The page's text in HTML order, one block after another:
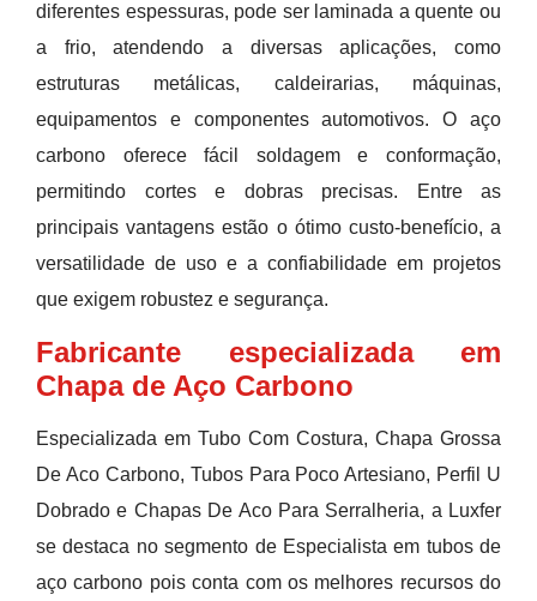
diferentes espessuras, pode ser laminada a quente ou
a frio, atendendo a diversas aplicações, como
estruturas metálicas, caldeirarias, máquinas,
equipamentos e componentes automotivos. O aço
carbono oferece fácil soldagem e conformação,
permitindo cortes e dobras precisas. Entre as
principais vantagens estão o ótimo custo-benefício, a
versatilidade de uso e a confiabilidade em projetos
que exigem robustez e segurança.
Fabricante especializada em
Chapa de Aço Carbono
Especializada em Tubo Com Costura, Chapa Grossa
De Aco Carbono, Tubos Para Poco Artesiano, Perfil U
Dobrado e Chapas De Aco Para Serralheria, a Luxfer
se destaca no segmento de Especialista em tubos de
aço carbono pois conta com os melhores recursos do